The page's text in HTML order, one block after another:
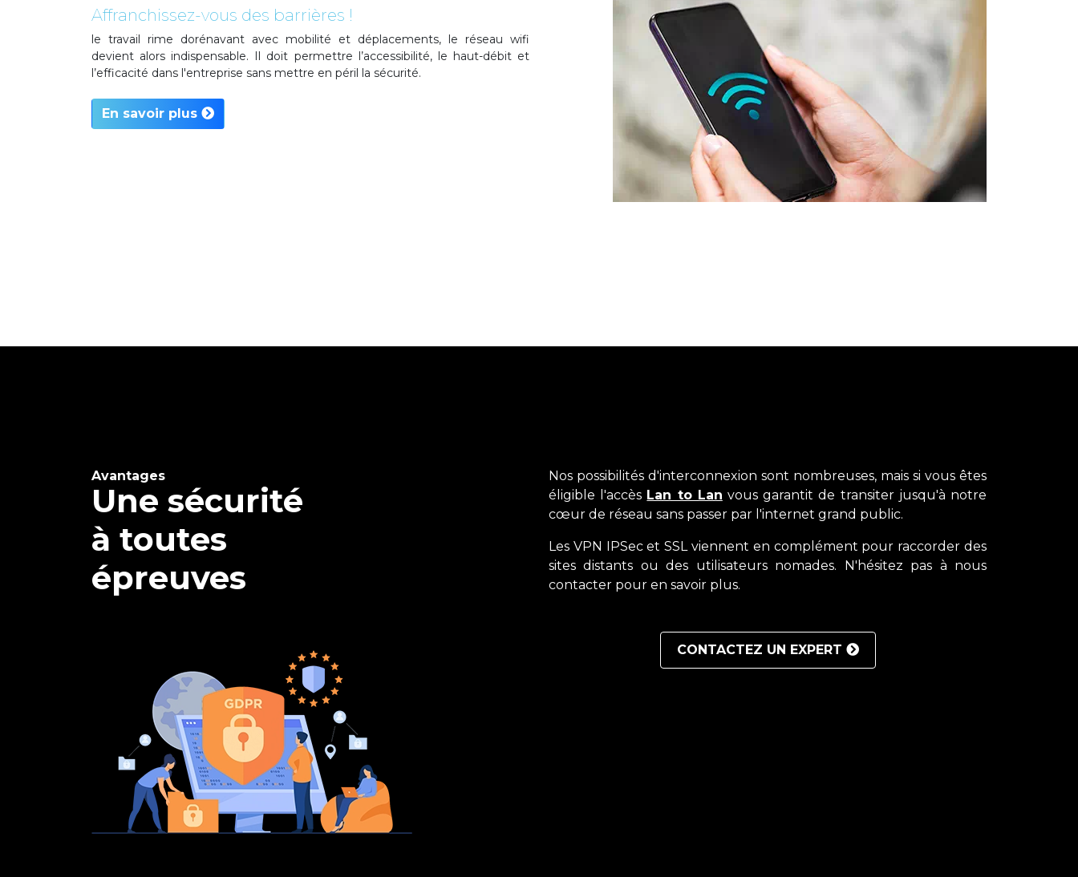
Affranchissez-vous des barrières !
le travail rime dorénavant avec mobilité et déplacements, le réseau wifi
devient alors indispensable. Il doit permettre l’accessibilité, le haut-débit et
l’efficacité dans l'entreprise sans mettre en péril la sécurité.
En savoir plus
Avantages
Une sécurité
à toutes
épreuves
Nos possibilités d'interconnexion sont nombreuses, mais si vous êtes
éligible l'accès Lan to Lan vous garantit de transiter jusqu'à notre
cœur de réseau sans passer par l'internet grand public.
Les VPN IPSec et SSL viennent en complément pour raccorder des
sites distants ou des utilisateurs nomades. N'hésitez pas à nous
contacter pour en savoir plus.
CONTACTEZ UN EXPERT